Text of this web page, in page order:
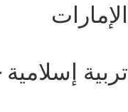
الإمارات
تربية